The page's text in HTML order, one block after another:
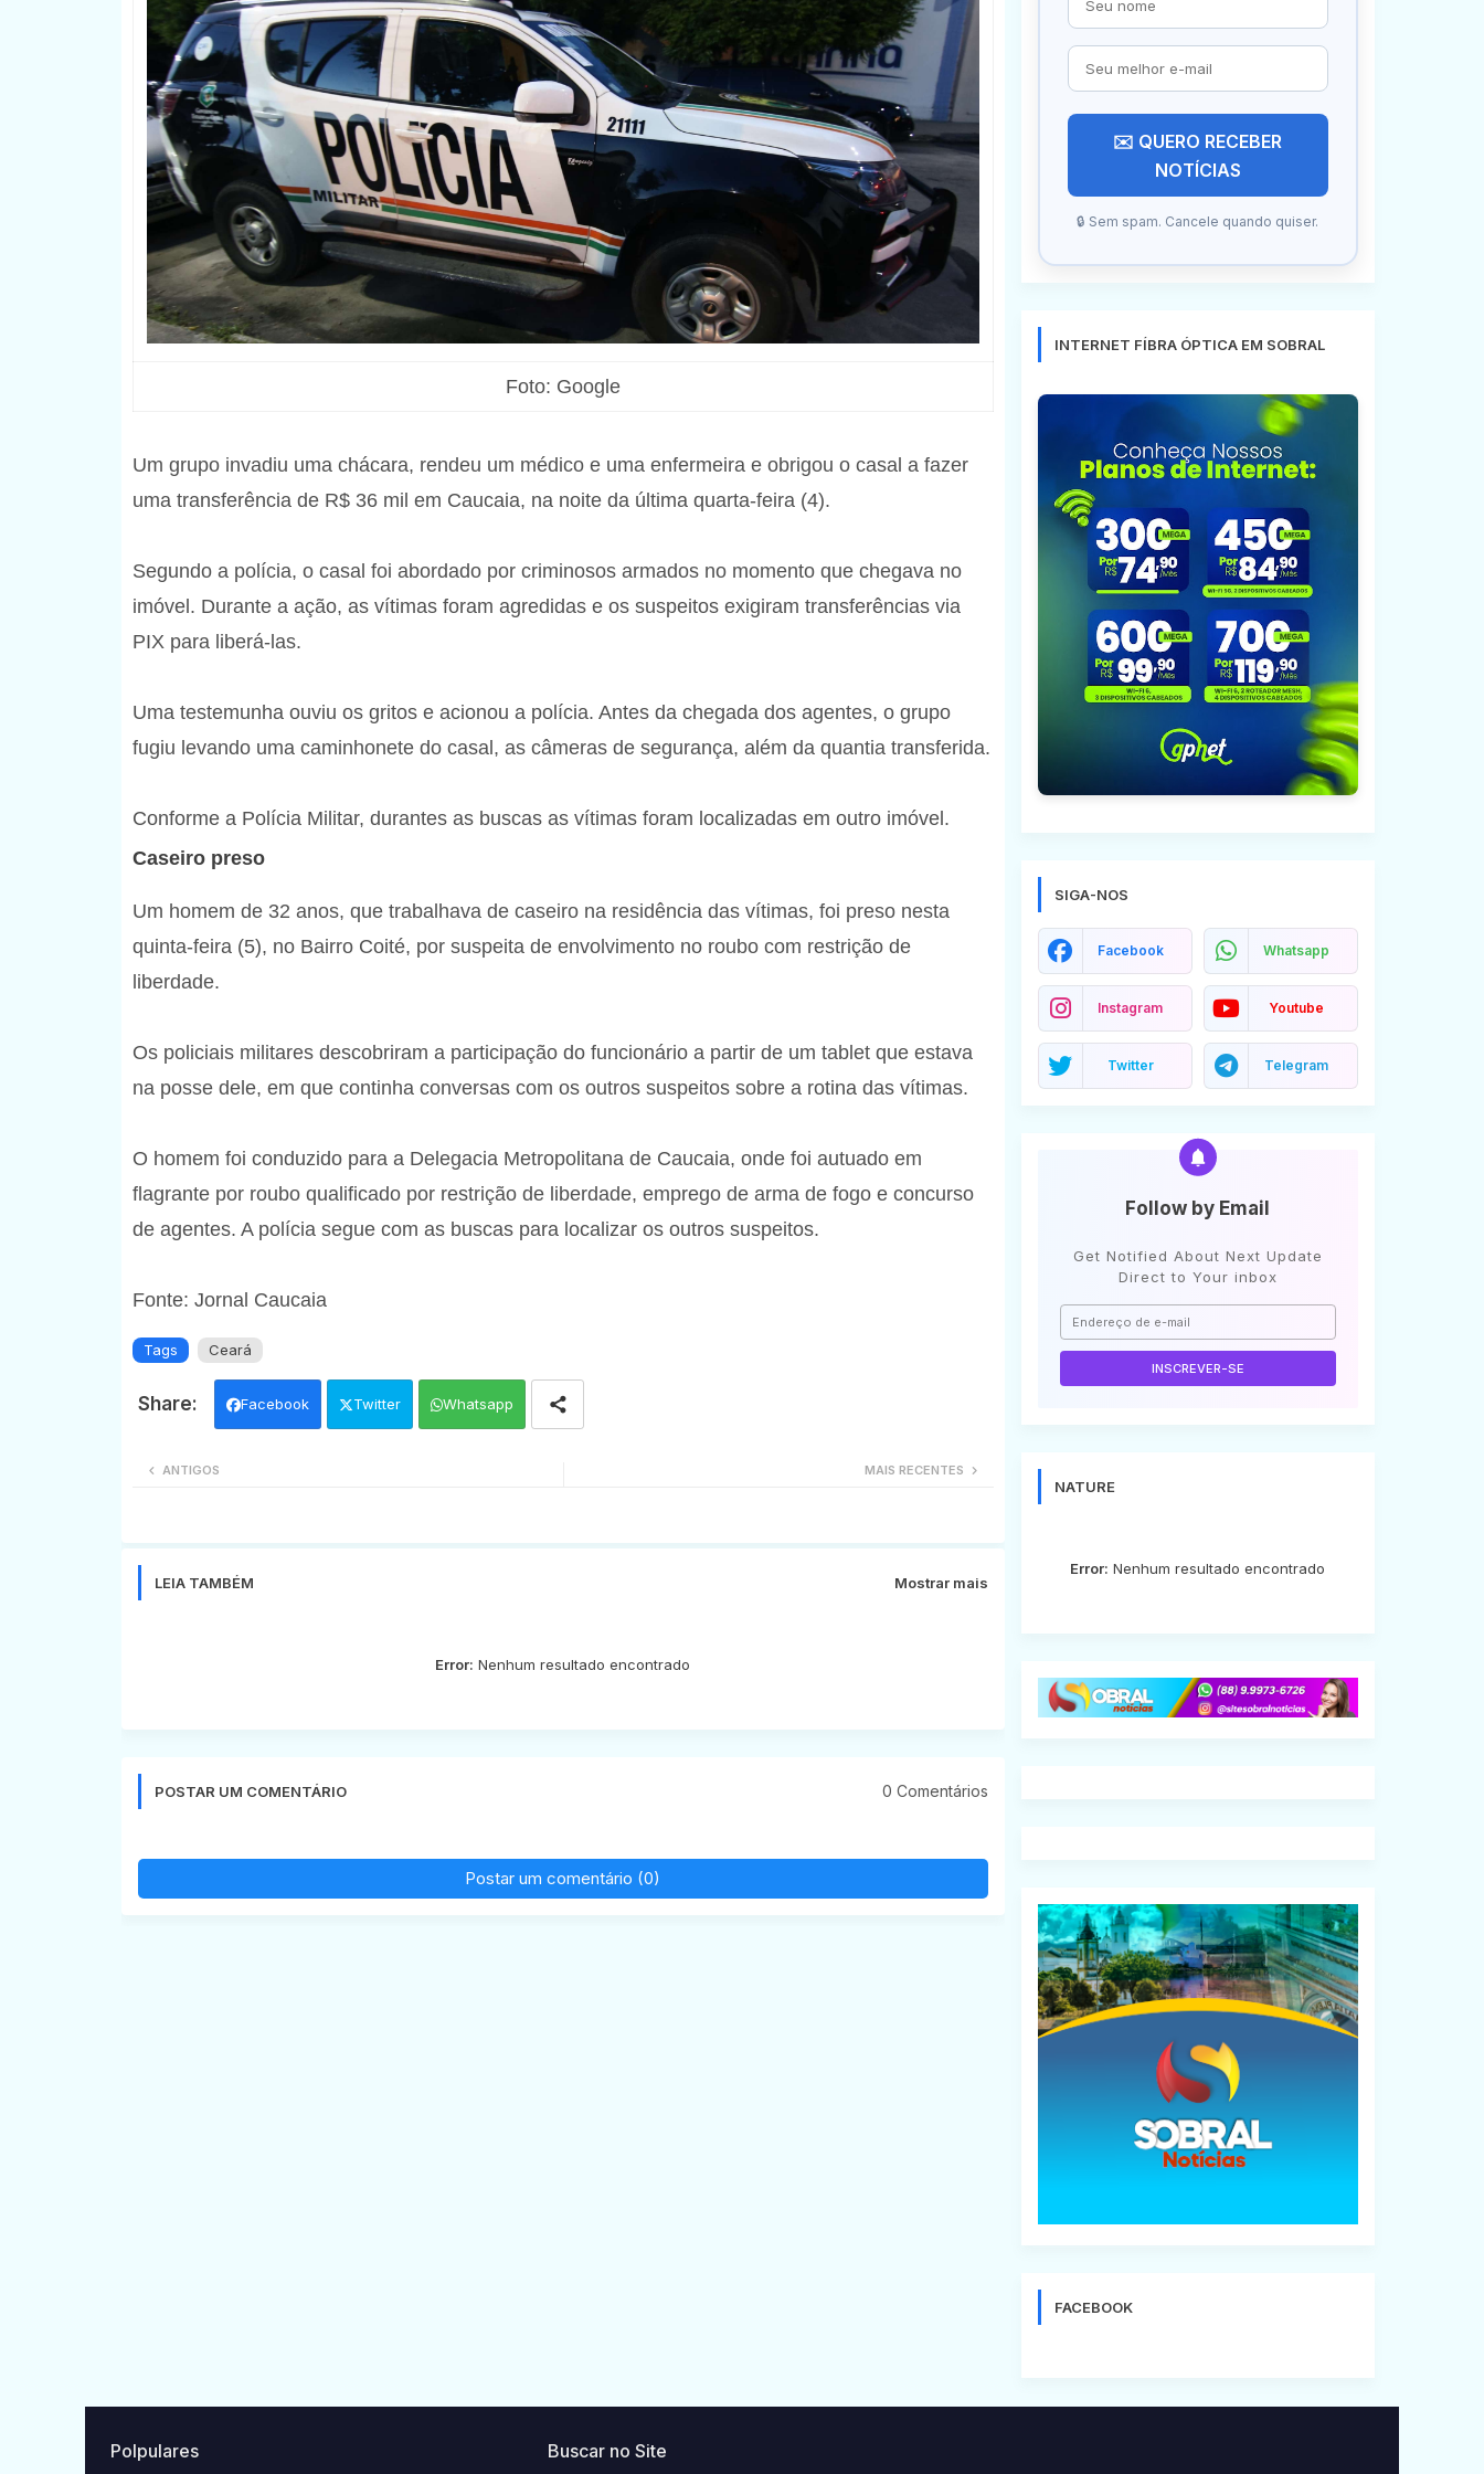
Foto: Google
Um grupo invadiu uma chácara, rendeu um médico e uma enfermeira e obrigou o casal a fazer
uma transferência de R$ 36 mil em Caucaia, na noite da última quarta-feira (4).
Segundo a polícia, o casal foi abordado por criminosos armados no momento que chegava no
imóvel. Durante a ação, as vítimas foram agredidas e os suspeitos exigiram transferências via
PIX para liberá-las.
Uma testemunha ouviu os gritos e acionou a polícia. Antes da chegada dos agentes, o grupo
fugiu levando uma caminhonete do casal, as câmeras de segurança, além da quantia transferida.
Conforme a Polícia Militar, durantes as buscas as vítimas foram localizadas em outro imóvel.
Caseiro preso
Um homem de 32 anos, que trabalhava de caseiro na residência das vítimas, foi preso nesta
quinta-feira (5), no Bairro Coité, por suspeita de envolvimento no roubo com restrição de
liberdade.
Os policiais militares descobriram a participação do funcionário a partir de um tablet que estava
na posse dele, em que continha conversas com os outros suspeitos sobre a rotina das vítimas.
O homem foi conduzido para a Delegacia Metropolitana de Caucaia, onde foi autuado em
flagrante por roubo qualificado por restrição de liberdade, emprego de arma de fogo e concurso
de agentes. A polícia segue com as buscas para localizar os outros suspeitos.
Fonte: Jornal Caucaia
Tags Ceará
Facebook Twitter Whatsapp
MAIS RECENTES
ANTIGOS
LEIA TAMBÉM Mostrar mais
Error: Nenhum resultado encontrado
POSTAR UM COMENTÁRIO 0 Comentários
Postar um comentário (0)
✉️ QUERO RECEBER
NOTÍCIAS
🔒 Sem spam. Cancele quando quiser.
INTERNET FÍBRA ÓPTICA EM SOBRAL
SIGA-NOS
Facebook Whatsapp
Instagram Youtube
Twitter Telegram
Follow by Email
Get Notified About Next Update
Direct to Your inbox
NATURE
Error: Nenhum resultado encontrado
FACEBOOK
Polpulares Buscar no Site